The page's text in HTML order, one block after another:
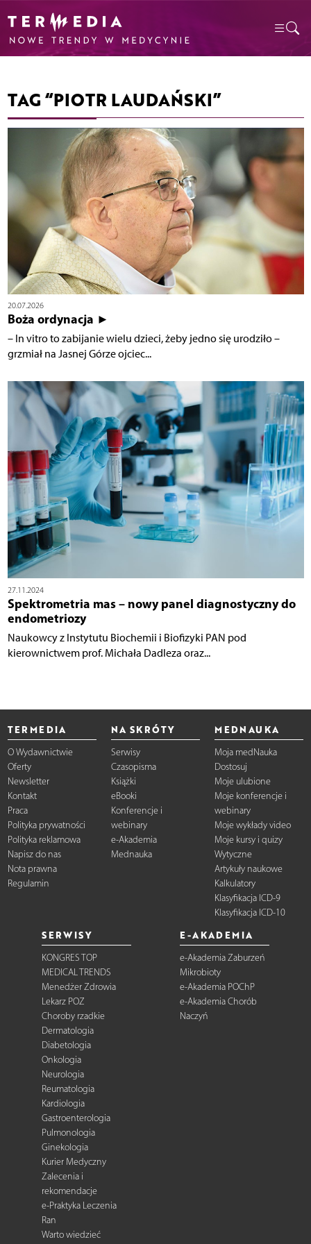
TAG “PIOTR LAUDAŃSKI”
20.07.2026
Boża ordynacja ►
– In vitro to zabijanie wielu dzieci, żeby jedno się urodziło –
grzmiał na Jasnej Górze ojciec...
27.11.2024
Spektrometria mas – nowy panel diagnostyczny do
endometriozy
Naukowcy z Instytutu Biochemii i Biofizyki PAN pod
kierownictwem prof. Michała Dadleza oraz...
TERMEDIA
O Wydawnictwie
Oferty
Newsletter
Kontakt
Praca
Polityka prywatności
Polityka reklamowa
Napisz do nas
Nota prawna
Regulamin
NA SKRÓTY
Serwisy
Czasopisma
Książki
eBooki
Konferencje i
webinary
e-Akademia
Mednauka
MEDNAUKA
Moja medNauka
Dostosuj
Moje ulubione
Moje konferencje i
webinary
Moje wykłady video
Moje kursy i quizy
Wytyczne
Artykuły naukowe
Kalkulatory
Klasyfikacja ICD-9
Klasyfikacja ICD-10
SERWISY
KONGRES TOP
MEDICAL TRENDS
Menedżer Zdrowia
Lekarz POZ
Choroby rzadkie
Dermatologia
Diabetologia
Onkologia
Neurologia
Reumatologia
Kardiologia
Gastroenterologia
Pulmonologia
Ginekologia
Kurier Medyczny
Zalecenia i
rekomendacje
e-Praktyka Leczenia
Ran
Warto wiedzieć
E-AKADEMIA
e-Akademia Zaburzeń
Mikrobioty
e-Akademia POChP
e-Akademia Chorób
Naczyń